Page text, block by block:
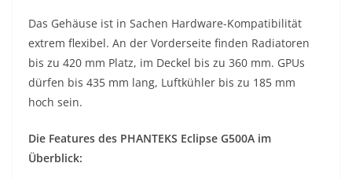
Das Gehäuse ist in Sachen Hardware-Kompatibilität
extrem flexibel. An der Vorderseite finden Radiatoren
bis zu 420 mm Platz, im Deckel bis zu 360 mm. GPUs
dürfen bis 435 mm lang, Luftkühler bis zu 185 mm
hoch sein.
Die Features des PHANTEKS Eclipse G500A im
Überblick: